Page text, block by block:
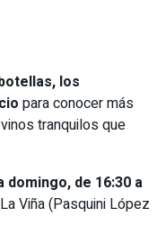
los
para conocer más
tranquilos que
de 16:30 a
Viña (Pasquini López